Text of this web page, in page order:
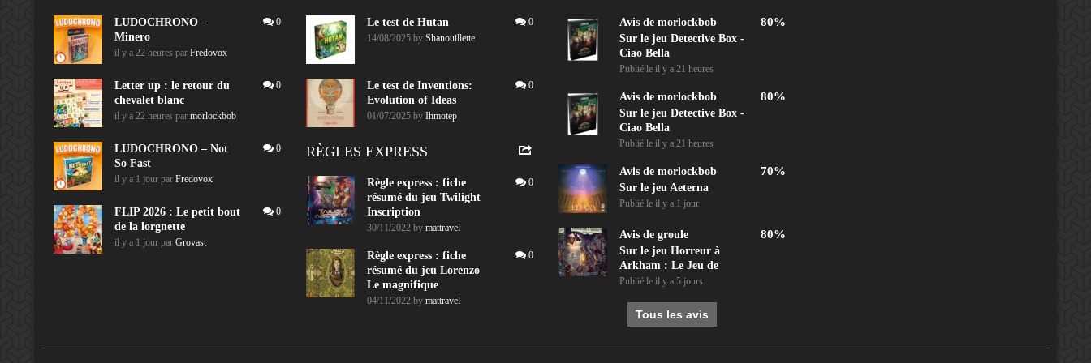
LUDOCHRONO –
Minero
il y a 22 heures par Fredovox
0
Letter up : le retour du
chevalet blanc
il y a 22 heures par morlockbob
0
LUDOCHRONO – Not
So Fast
il y a 1 jour par Fredovox
0
FLIP 2026 : Le petit bout
de la lorgnette
il y a 1 jour par Grovast
0
Le test de Hutan
14/08/2025 by Shanouillette
0
Le test de Inventions:
Evolution of Ideas
01/07/2025 by Ihmotep
0
RÈGLES EXPRESS
Règle express : fiche
résumé du jeu Twilight
Inscription
30/11/2022 by mattravel
0
Règle express : fiche
résumé du jeu Lorenzo
Le magnifique
04/11/2022 by mattravel
0
Avis de morlockbob
Sur le jeu Detective Box -
Ciao Bella
Publié le il y a 21 heures
80%
Avis de morlockbob
Sur le jeu Detective Box -
Ciao Bella
Publié le il y a 21 heures
80%
Avis de morlockbob
Sur le jeu Aeterna
Publié le il y a 1 jour
70%
Avis de groule
Sur le jeu Horreur à
Arkham : Le Jeu de
Publié le il y a 5 jours
80%
Tous les avis